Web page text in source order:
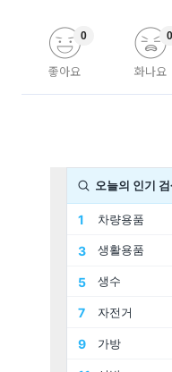
좋아요
0
화나요
0